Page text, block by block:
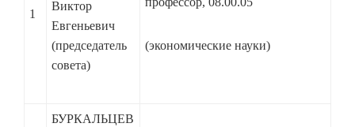
1
Виктор
Евгеньевич
(председатель
совета)
(экономические науки)
БУРКАЛЬЦЕВ